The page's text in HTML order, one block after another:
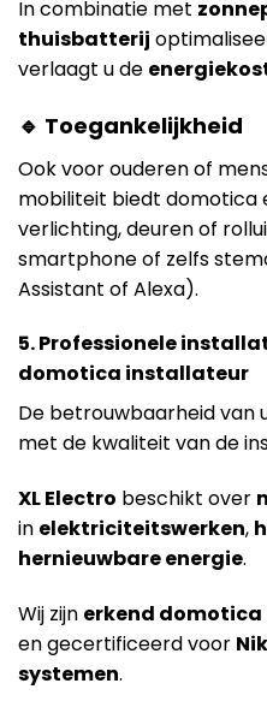
In combinatie met
thuisbatterij
verlaagt u de
🔹 Toegankelijkheid
Ook voor ouderen of
mobiliteit biedt domotica
verlichting, deuren of
smartphone of zelfs
Assistant of Alexa).
5. Professionele
domotica installateur
De betrouwbaarheid van
met de kwaliteit van de
XL Electro beschikt over
in elektriciteitswerken,
hernieuwbare energie.
Wij zijn erkend domotica
en gecertificeerd voor
systemen.